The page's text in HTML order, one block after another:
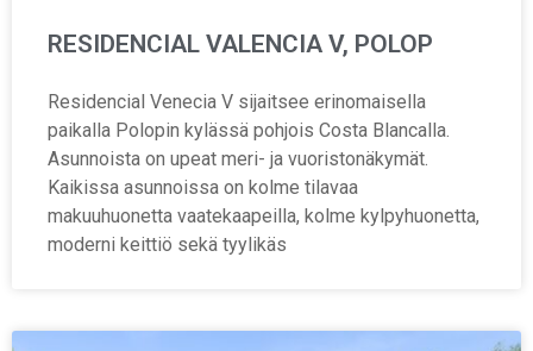
RESIDENCIAL VALENCIA V, POLOP
Residencial Venecia V sijaitsee erinomaisella
paikalla Polopin kylässä pohjois Costa Blancalla.
Asunnoista on upeat meri- ja vuoristonäkymät.
Kaikissa asunnoissa on kolme tilavaa
makuuhuonetta vaatekaapeilla, kolme kylpyhuonetta,
moderni keittiö sekä tyylikäs